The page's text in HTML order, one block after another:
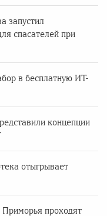
запустил
спасателей при
в бесплатную ИТ-
концепции
отыгрывает
проходят